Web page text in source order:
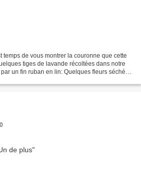
temps de vous montrer la couronne que cette
tiges de lavande récoltées dans notre
un fin ruban en lin: Quelques fleurs séchées